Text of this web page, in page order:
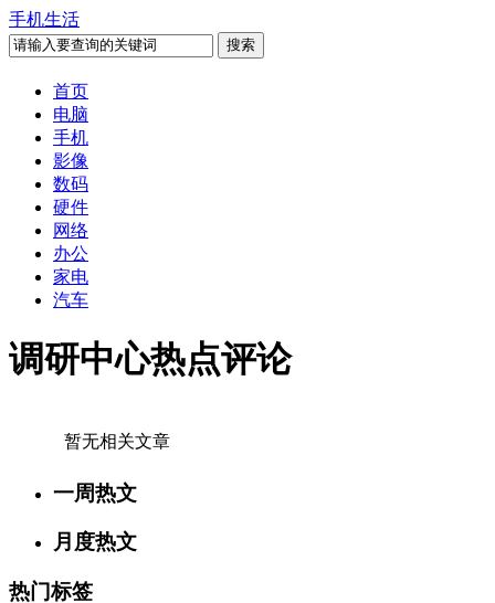
手机生活
首页
电脑
手机
影像
数码
硬件
网络
办公
家电
汽车
调研中心热点评论
暂无相关文章
一周热文
月度热文
热门标签